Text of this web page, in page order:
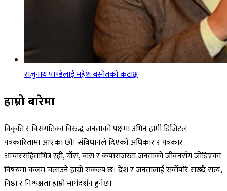
राजुनाथ पाण्डेलाई महेश बस्नेतको कटाक्ष
हाम्रो बारेमा
विकृति र विसंगतिका विरुद्ध जनताको पक्षमा उभिन हामी डिजिटल
पत्रकारितामा आएका छौं। संविधानले दिएको अधिकार र पत्रकार
आचारसंहिताभित्र रही, गाँस, बास र कपासजस्ता जनताको जीवनसँग जोडिएका
विषयमा कलम चलाउने हाम्रो संकल्प छ। देश र जनतालाई सर्वोपरि राख्दै सत्य,
निष्ठा र निष्पक्षता हाम्रो मार्गदर्शन हुनेछ।